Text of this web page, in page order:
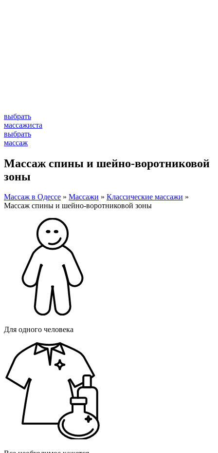
выбрать
массажиста
выбрать
массаж
Массаж спины и шейно-воротниковой
зоны
Массаж в Одессе » Массажи » Классические массажи »
Массаж спины и шейно-воротниковой зоны
Для одного человека